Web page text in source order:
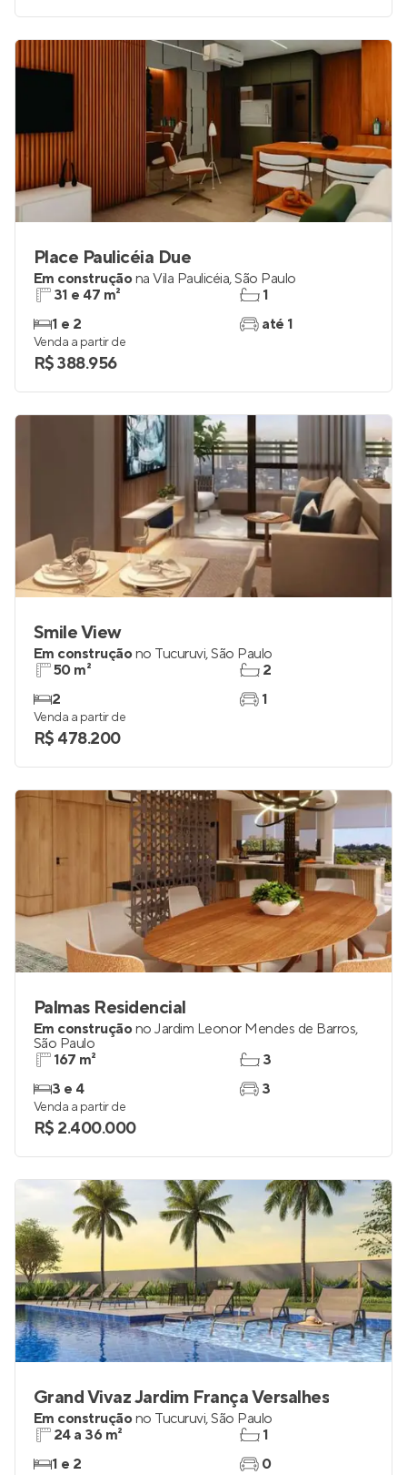
Place Paulicéia Due
Em construçãona Vila Paulicéia,São Paulo
31 e 47 m²
1 e 2
1
até 1
Venda a partir de
R$ 388.956
Smile View
Em construçãono Tucuruvi,São Paulo
50 m²
2
2
1
Venda a partir de
R$ 478.200
Palmas Residencial
Em construçãono Jardim Leonor Mendes de Barros,
São Paulo
167 m²
3 e 4
3
3
Venda a partir de
R$ 2.400.000
Grand Vivaz Jardim França Versalhes
Em construçãono Tucuruvi,São Paulo
24 a 36 m²
1 e 2
1
0